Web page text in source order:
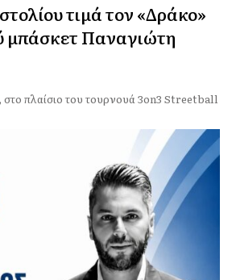
τιμά τον «Δράκο»
μπάσκετ Παναγιώτη
πλαίσιο του τουρνουά 3on3 Streetball